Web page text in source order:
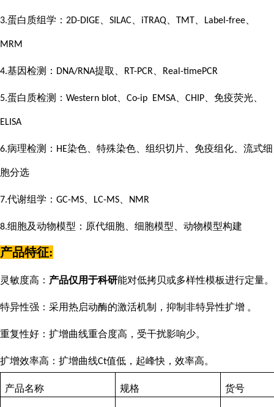
3.蛋白质组学： 2D-DIGE SILAC iTRAQ TMT Label-free
MRM
4.基因检测： DNA/RNA提取、 RT-PCR Real-timePCR
5.蛋白质检测： Western blot Co-ip EMSA CHIP 、免疫荧光、
ELISA
6.病理检测： HE染色、特殊染色、组织切片、免疫组化、流式细
胞分选
7.代谢组学： GC-MS LC-MS NMR
8.细胞及动物模型：原代细胞、细胞模型、动物模型构建
产品特征:
灵敏度高： 产品仅用于科研能对低拷贝或多样性模板进行定量。
特异性强：采用热启动酶的激活机制，抑制非特异性扩增 。
重复性好：扩增曲线重合度高，受干扰影响少。
扩增效率高：扩增曲线Ct值低，起峰快，效率高。
产品名称 规格 货号